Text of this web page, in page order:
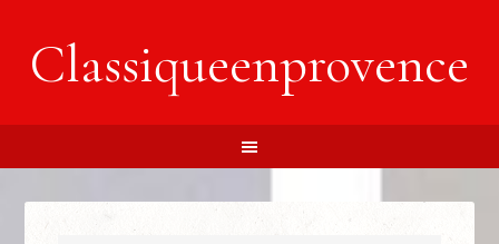
Classiqueenprovence